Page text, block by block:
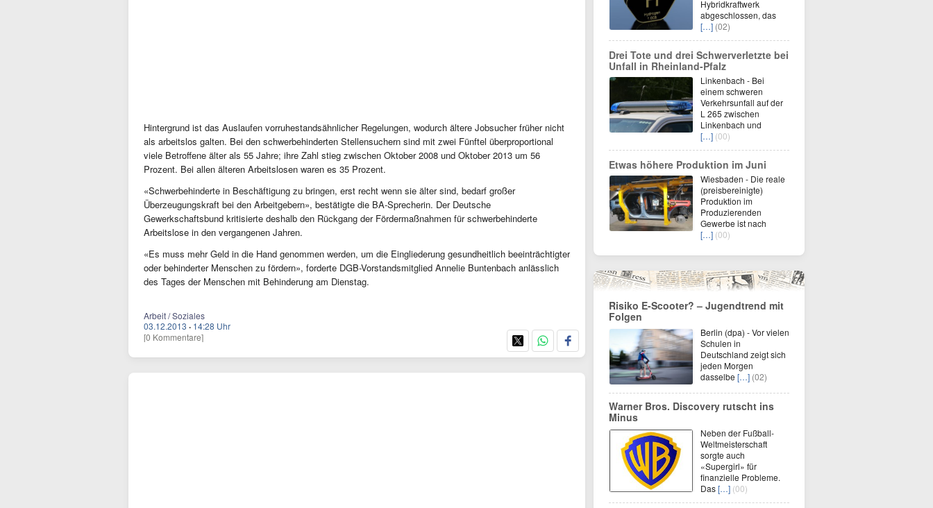
Hintergrund ist das Auslaufen vorruhestandsähnlicher Regelungen, wodurch ältere Jobsucher früher nicht
als arbeitslos galten. Bei den schwerbehinderten Stellensuchern sind mit zwei Fünftel überproportional
viele Betroffene älter als 55 Jahre; ihre Zahl stieg zwischen Oktober 2008 und Oktober 2013 um 56
Prozent. Bei allen älteren Arbeitslosen waren es 35 Prozent.
«Schwerbehinderte in Beschäftigung zu bringen, erst recht wenn sie älter sind, bedarf großer
Überzeugungskraft bei den Arbeitgebern», bestätigte die BA-Sprecherin. Der Deutsche
Gewerkschaftsbund kritisierte deshalb den Rückgang der Fördermaßnahmen für schwerbehinderte
Arbeitslose in den vergangenen Jahren.
«Es muss mehr Geld in die Hand genommen werden, um die Eingliederung gesundheitlich beeinträchtigter
oder behinderter Menschen zu fördern», forderte DGB-Vorstandsmitglied Annelie Buntenbach anlässlich
des Tages der Menschen mit Behinderung am Dienstag.
Arbeit / Soziales
03.12.2013 · 14:28 Uhr
[0 Kommentare]
Hybridkraftwerk
abgeschlossen, das
[…] (02)
Drei Tote und drei Schwerverletzte bei
Unfall in Rheinland-Pfalz
Linkenbach - Bei
einem schweren
Verkehrsunfall auf der
L 265 zwischen
Linkenbach und
[…] (00)
Etwas höhere Produktion im Juni
Wiesbaden - Die reale
(preisbereinigte)
Produktion im
Produzierenden
Gewerbe ist nach
[…] (00)
Risiko E-Scooter? – Jugendtrend mit
Folgen
Berlin (dpa) - Vor vielen
Schulen in
Deutschland zeigt sich
jeden Morgen
dasselbe […] (02)
Warner Bros. Discovery rutscht ins
Minus
Neben der Fußball-
Weltmeisterschaft
sorgte auch
«Supergirl» für
finanzielle Probleme.
Das[…] (00)